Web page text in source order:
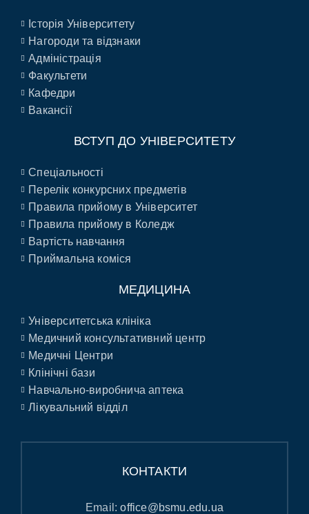
Історія Університету
Нагороди та відзнаки
Адміністрація
Факультети
Кафедри
Вакансії
ВСТУП ДО УНІВЕРСИТЕТУ
Спеціальності
Перелік конкурсних предметів
Правила прийому в Університет
Правила прийому в Коледж
Вартість навчання
Приймальна коміся
МЕДИЦИНА
Університетська клініка
Медичний консультативний центр
Медичні Центри
Клінічні бази
Навчально-виробнича аптека
Лікувальний відділ
КОНТАКТИ
Email:office@bsmu.edu.ua